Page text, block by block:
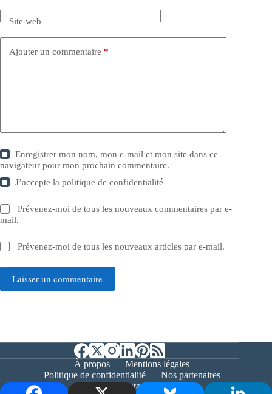
Site web
Ajouter un commentaire *
Enregistrer mon nom, mon e-mail et mon site dans ce
navigateur pour mon prochain commentaire.
J’accepte lapolitique de confidentialité
Prévenez-moi de tous les nouveaux commentaires par e-
mail.
Prévenez-moi de tous les nouveaux articles par e-mail.
Laisser un commentaire
À propos
Mentions légales
Politique de confidentialité
Nos partenaires
Contact